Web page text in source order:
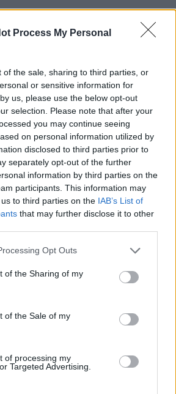
Process My Personal
of the sale, sharing to third parties, or
or sensitive information for
us, please use the below opt-out
selection. Please note that after your
you may continue seeing
on personal information utilized by
disclosed to third parties prior to
separately opt-out of the further
information by third parties on the
participants. This information may
to third parties on the IAB’s List of
that may further disclose it to other
Opt Outs
of the Sharing of my
of the Sale of my
of processing my
Targeted Advertising.
«Θέλω τον μπαμπά μου»: Το
βίντεο της μεθυσμένης οδηγού
που σκότωσε νύφη ώρες μετά
ΣΉΜΕΡΑ
Η Jamie Lee Komoroski, με αλκοόλ
τριπλάσιο του νόμιμου ορίου, έπεσε
αστυνομικό τμήμα αποκαλύπτει τη
συμπεριφορά της λίγο μετά τη μοιραία
Τροχαίο στις Σέρρες: «Έχασα τη
γυναίκα και το παιδί μου, τα
έχασα όλα» ‑ Ο πόνος του